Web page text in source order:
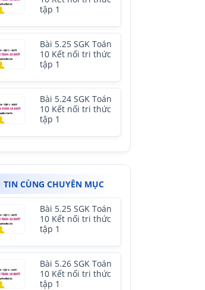
tập 1
Bài 5.25 SGK Toán
10 Kết nối tri thức
tập 1
Bài 5.24 SGK Toán
10 Kết nối tri thức
tập 1
TIN CÙNG CHUYÊN MỤC
Bài 5.25 SGK Toán
10 Kết nối tri thức
tập 1
Bài 5.26 SGK Toán
10 Kết nối tri thức
tập 1